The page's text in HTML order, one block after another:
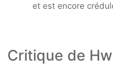
et est encore
Critique de